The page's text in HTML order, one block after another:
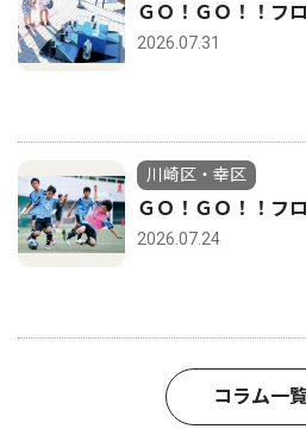
ＧＯ！ＧＯ！！フ
2026.07.31
川崎区・幸区
ＧＯ！ＧＯ！！フ
2026.07.24
コラム一